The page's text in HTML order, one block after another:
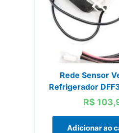
Rede Sensor
Refrigerador
R$
Adicionar ao